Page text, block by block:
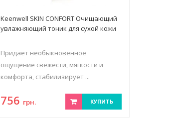
Keenwell SKIN CONFORT Очищающий
увлажняющий тоник для сухой кожи
Придает необыкновенное
ощущение свежести, мягкости и
комфорта, стабилизирует ...
756 грн. КУПИТЬ